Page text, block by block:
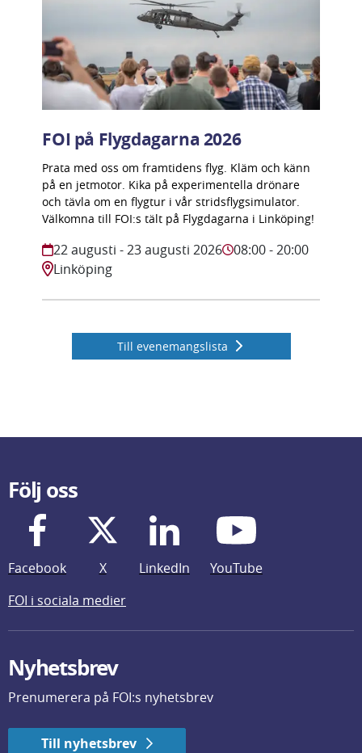
FOI på Flygdagarna 2026
Prata med oss om framtidens flyg. Kläm och känn
på en jetmotor. Kika på experimentella drönare
och tävla om en flygtur i vår stridsflygsimulator.
Välkomna till FOI:s tält på Flygdagarna i Linköping!
22 augusti - 23 augusti 2026 08:00- 20:00
Linköping
Till evenemangslista
Följ oss
Facebook X LinkedIn
YouTube
FOI i sociala medier
Nyhetsbrev
Prenumerera på FOI:s nyhetsbrev
Till nyhetsbrev